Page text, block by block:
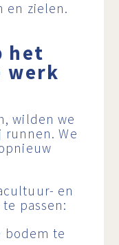
en zielen.
het
werk
wilden we
We
en
passen:
bodem te